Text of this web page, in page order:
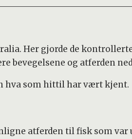
Her gjorde de
bevegelsene og atferden
hva som hittil har vært kjent.
atferden til fisk som var